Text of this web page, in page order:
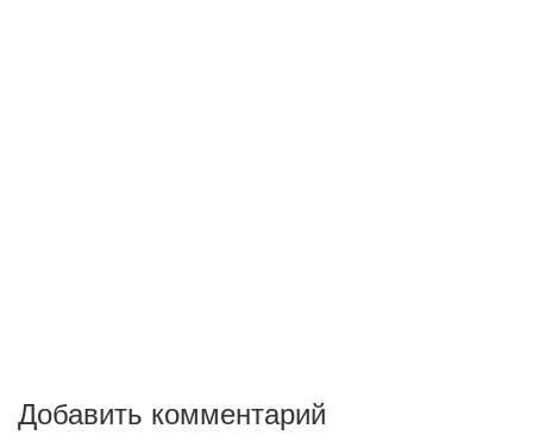
Добавить комментарий